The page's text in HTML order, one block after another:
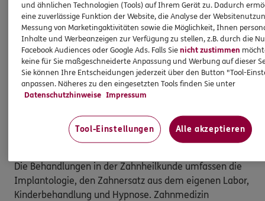
Zahnarztbesuch mit Freude erleben
Die Behandlungen in der Zahnheilkunde umfassen die
Implantologie, den Zahnersatz aus dem eigenen Labor,
Kinderbehandlung und Hypnose. Zahnmedizin
und ähnlichen Technologien (Tools) auf Ihrem Gerät zu. Dadurch
eine zuverlässige Funktion der Website, die Analyse der
Messung von Marketingaktivitäten sowie die Möglichkeit, Ihnen
Inhalte und Werbeanzeigen zur Verfügung zu stellen, z.B. durch die
Facebook Audiences oder Google Ads. Falls Sienicht zustimmen
keine für Sie maßgeschneiderte Anpassung und Werbung auf dieser
Sie können Ihre Entscheidungen jederzeit über den Button "Tool-
anpassen. Näheres zu den eingesetzten Tools finden Sie unter
Datenschutzhinweise Impressum
Tool-Einstellungen Alle akzeptieren